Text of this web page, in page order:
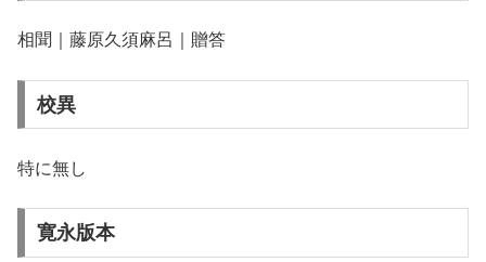
相聞｜藤原久須麻呂｜贈答
校異
特に無し
寛永版本